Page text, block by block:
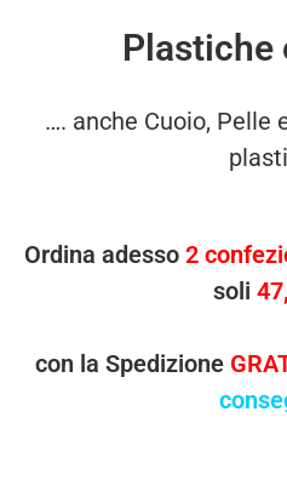
Plastiche
…. anche Cuoio, Pelle
Ordina adesso 2
soli
con la Spedizione